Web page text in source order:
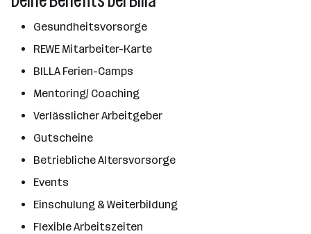
Gesundheitsvorsorge
REWE Mitarbeiter-Karte
BILLA Ferien-Camps
Mentoring/ Coaching
Verlässlicher Arbeitgeber
Gutscheine
Betriebliche Altersvorsorge
Events
Einschulung & Weiterbildung
Flexible Arbeitszeiten